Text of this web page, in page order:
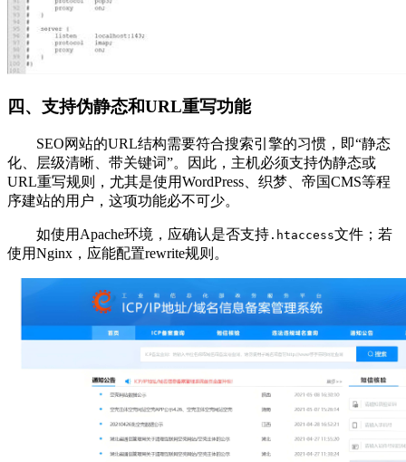
四、支持伪静态和URL重写功能
SEO网站的URL结构需要符合搜索引擎的习惯，即“静态
化、层级清晰、带关键词”。因此，主机必须支持伪静态或
URL重写规则，尤其是使用WordPress、织梦、帝国CMS等程
序建站的用户，这项功能必不可少。
如使用Apache环境，应确认是否支持 .htaccess文件；若
使用Nginx，应能配置rewrite规则。